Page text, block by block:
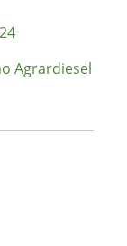
Agrardiesel